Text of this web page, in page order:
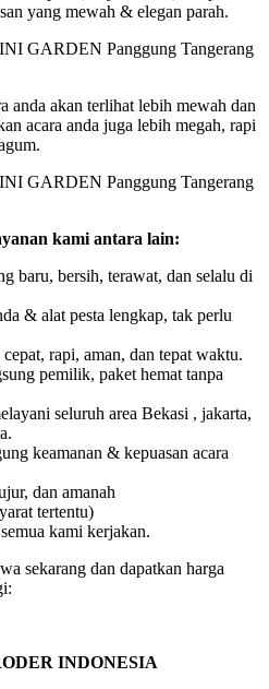
yang mewah & elegan parah.
anda akan terlihat lebih mewah dan
acara anda juga lebih megah, rapi
kami antara lain:
baru, bersih, terawat, dan selalu di
& alat pesta lengkap, tak perlu
rapi, aman, dan tepat waktu.
pemilik, paket hemat tanpa
seluruh area Bekasi , jakarta,
keamanan & kepuasan acara
dan amanah
tertentu)
kami kerjakan.
sekarang dan dapatkan harga
INDONESIA